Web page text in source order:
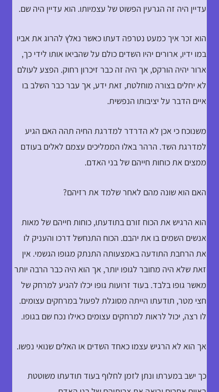
עדיין היה זה הגרעין הפשוט של עצמיותו. הוא עדיין היה שם.
הוא זכר איך כמעט נטרפה דעתו כאשר נאלץ להרוג את אביו
במו ידיו, ארורים יהיו השדים כולם על שהביאו אותו לידי כך,
ארור יהיה הורקס, אך היה זה כבר זיכרון רחוק. הפצע לעולם
לא יחלים בצורה מוחלטת, זאת ידע, אך עבר כבר השלב בו
איים הדבר על יציבותו הנפשית.
משנוכח כי אכן לא הדרדר למדרגת החיה תהה האם הגיע
למדרגת השד. הרהר באלו הממליכים עצמם לאלים בעודם
ממצים את כוחות חייהם של בני האדם.
האם הוא שונה מהם לאחר שלמד את רזיהם?
הוא הרגיש את הכוח זורם בתודעתו, כוחות חייהם של מאות
אנשים השמים בו את יהבם. הכוח התנחשל דרכו והעניק לו
את הרחבת התודעה באמצעותה התנתק מגופו הגשמי. אין
זאת שלא היה מחובר לגופו יותר, אך הוא היה כבר הרבה יותר
מאשר גופו בלבד. בעוד זרועות גופו יכלו להגיע למרחק של
חצי מטר, תודעתו הייתה מסוגלת לפעול במרחקים עצומים.
לו רצה, יכול לראות למרחקים עצומים כאילו נכח שם בגופו.
אך הוא לא הרגיש עצמו כאחד השדים או האלים שנואי נפשו.
כך ישב במערתו ונתן לזמן לחלוף בעוד תודעתו משוטטת